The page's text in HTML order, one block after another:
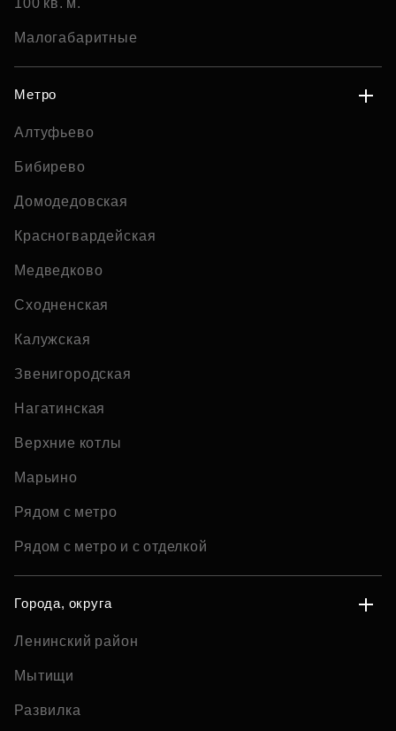
100 кв. м.
Малогабаритные
Метро
Алтуфьево
Бибирево
Домодедовская
Красногвардейская
Медведково
Сходненская
Калужская
Звенигородская
Нагатинская
Верхние котлы
Марьино
Рядом с метро
Рядом с метро и с отделкой
Города, округа
Ленинский район
Мытищи
Развилка